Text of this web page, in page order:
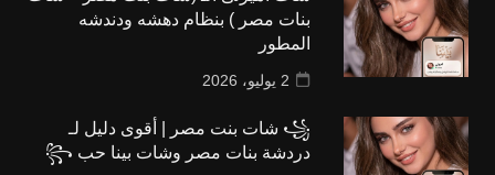
بنات مصر ) بنظام دهشه ودندشه
المطور
2 يوليو، 2026
꧁ شات بنت مصر | أقوى دليل لـ
دردشة بنات مصر وشات بينا حب ꧂